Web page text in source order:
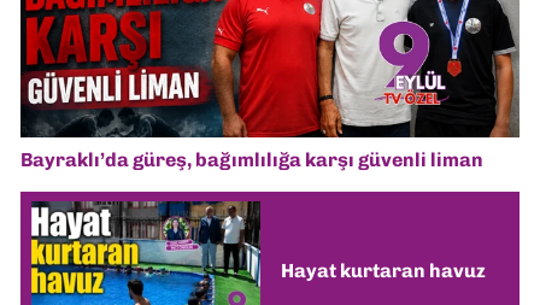
Bayraklı’da güreş, bağımlılığa karşı güvenli liman
Hayat kurtaran havuz